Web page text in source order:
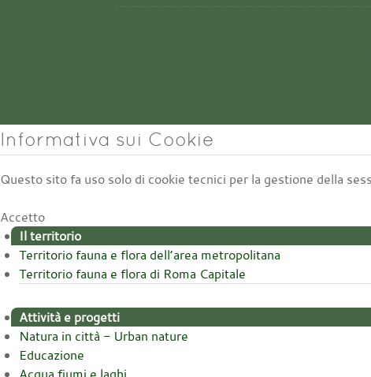
Informativa sui Cookie
Questo sito fa uso solo di cookie tecnici per la gestione della
Accetto
Il territorio
Territorio fauna e flora dell’area metropolitana
Territorio fauna e flora di Roma Capitale
Attività e progetti
Natura in città - Urban nature
Educazione